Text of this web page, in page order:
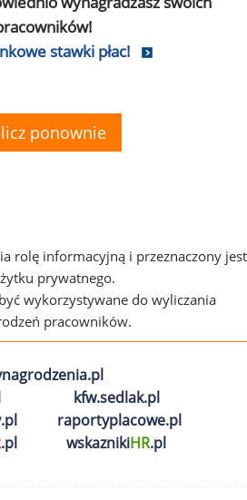
stawki płac!
ponownie
rolę informacyjną i przeznaczony jest
prywatnego.
wykorzystywane do wyliczania
pracowników.
kfw.sedlak.pl
raportyplacowe.pl
.pl wskaznikiHR.pl